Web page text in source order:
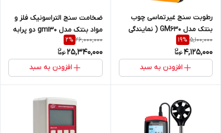
رطوبت سنج غیرتماسی چوب
بنتک مدل GM630 ( نمایندگی
اصلی شرکت جوش آزما تجهیز)
5,100,000
19%
4,125,000
افزودن به سبد
ضخامت سنج التراسونیک فلز و
مواد بنتک مدل gm130 دو پرابه
( نمایندگی اصلی جوش آزما
تجهیز)
26,000,000
2%
25,340,000
افزودن به سبد